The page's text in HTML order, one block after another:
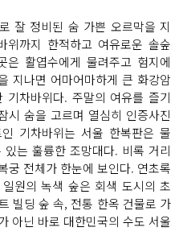
잘 정비된 숨 가쁜 오르막을 지
까지 한적하고 여유로운 솔숲
활엽수에게 물려주고 험지에
지나면 어마어마하게 큰 화강암
차바위다. 주말의 여유를 즐기
시 숨을 고르며 열심히 인증사진
기차바위는 서울 한복판은 물
는 훌륭한 조망대다. 비록 거리
궁 전체가 한눈에 보인다. 연초록
원의 녹색 숲은 회색 도시의 초
빌딩 숲 속, 전통 한옥 건물로 가
아닌 바로 대한민국의 수도 서울